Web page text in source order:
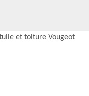
et toiture Vougeot